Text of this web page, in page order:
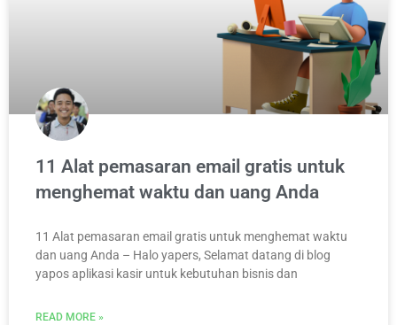
11 Alat pemasaran email gratis untuk
menghemat waktu dan uang Anda
11 Alat pemasaran email gratis untuk menghemat waktu
dan uang Anda – Halo yapers, Selamat datang di blog
yapos aplikasi kasir untuk kebutuhan bisnis dan
READ MORE »